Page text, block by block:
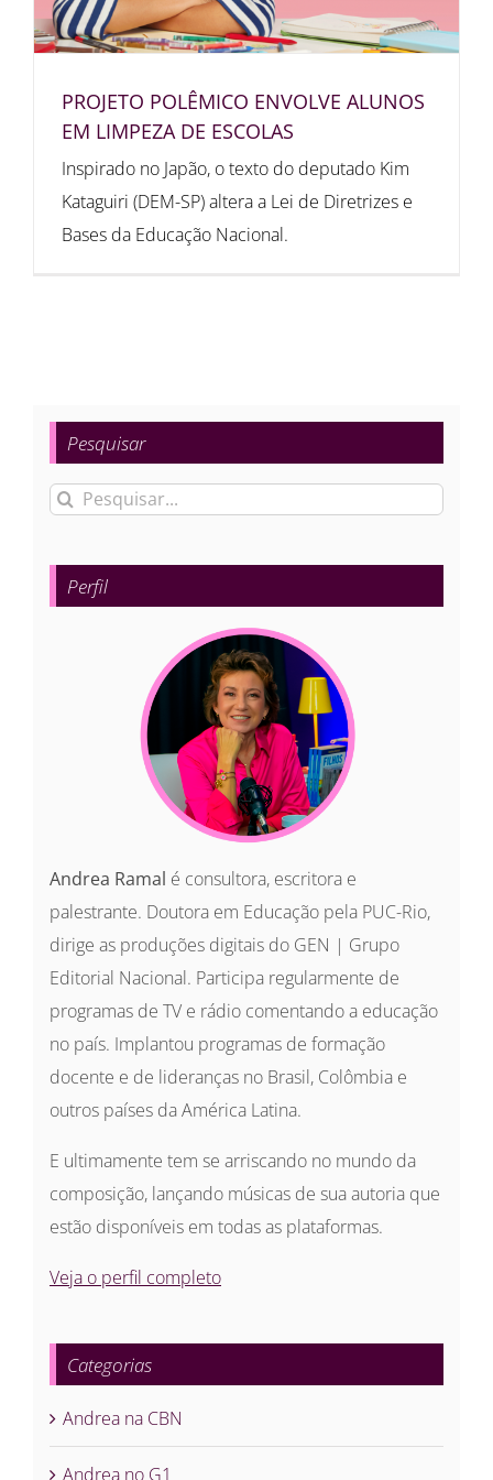
PROJETO POLÊMICO ENVOLVE ALUNOS
EM LIMPEZA DE ESCOLAS
Inspirado no Japão, o texto do deputado Kim
Kataguiri (DEM-SP) altera a Lei de Diretrizes e
Bases da Educação Nacional.
Pesquisar
Buscar
para:
Perfil
Andrea Ramal é consultora, escritora e
palestrante. Doutora em Educação pela PUC-Rio,
dirige as produções digitais do GEN | Grupo
Editorial Nacional. Participa regularmente de
programas de TV e rádio comentando a educação
no país. Implantou programas de formação
docente e de lideranças no Brasil, Colômbia e
outros países da América Latina.
E ultimamente tem se arriscando no mundo da
composição, lançando músicas de sua autoria que
estão disponíveis em todas as plataformas.
Veja o perfil completo
Categorias
Andrea na CBN
Andrea no G1